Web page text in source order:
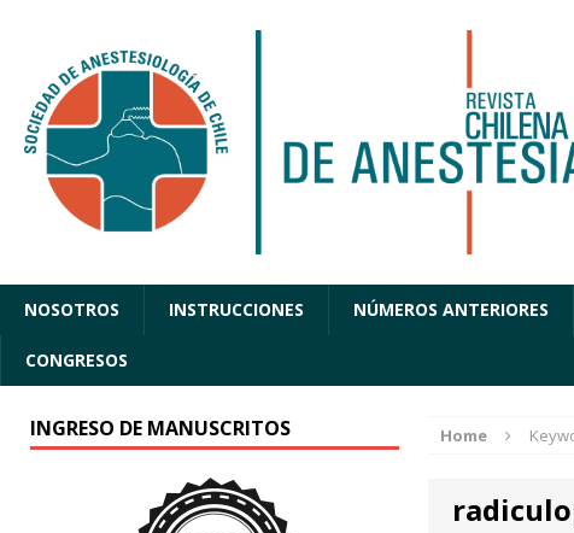
NOSOTROS INSTRUCCIONES NÚMEROS ANTERIORES
CONGRESOS
Home
INGRESO DE MANUSCRITOS